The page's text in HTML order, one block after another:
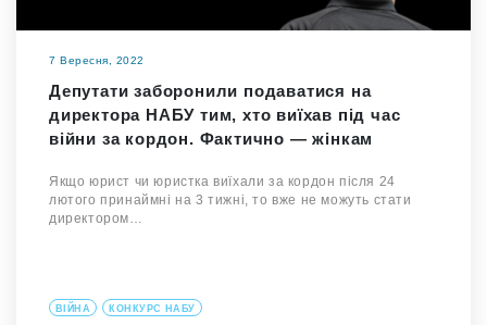
7 Вересня, 2022
Депутати заборонили подаватися на
директора НАБУ тим, хто виїхав під час
війни за кордон. Фактично — жінкам
Якщо юрист чи юристка виїхали за кордон після 24
лютого принаймні на 3 тижні, то вже не можуть стати
директором…
ВІЙНА КОНКУРС НАБУ